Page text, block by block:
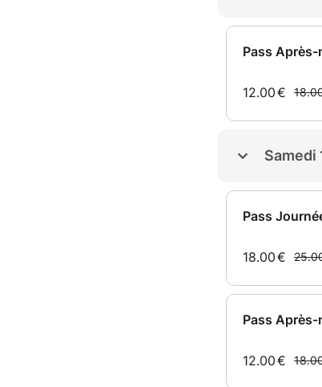
Pass Après-
12.00€
Samedi
Pass
18.00€
Pass Après-
12.00€